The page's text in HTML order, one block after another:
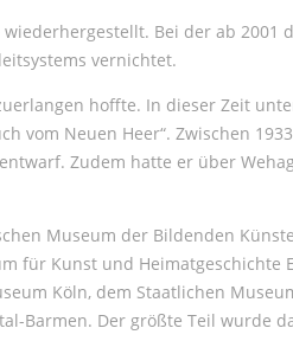
Bei der ab 2001
vernichtet.
hoffte. In dieser Zeit
vom Neuen Heer“. Zwischen
Zudem hatte er über
Museum der Bildenden
für Kunst und Heimatgeschichte
Köln, dem Staatlichen
Barmen. Der größte Teil wurde